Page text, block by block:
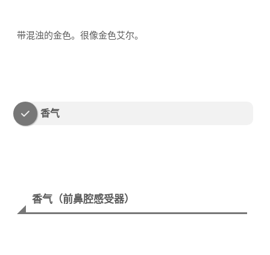
带混浊的金色。很像金色艾尔。
香气
香气（前鼻腔感受器）